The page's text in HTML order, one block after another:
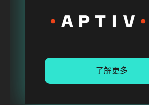
了解更多